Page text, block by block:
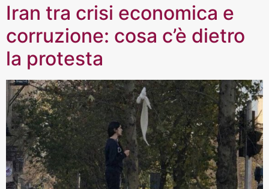
Iran tra crisi economica e
corruzione: cosa c’è dietro
la protesta